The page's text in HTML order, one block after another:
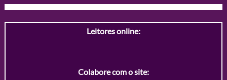
Leitores online:
Colabore com o site: